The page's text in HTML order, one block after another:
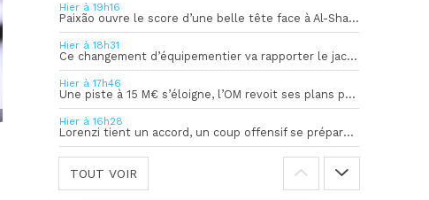
Hier à 19h16
Paixão ouvre le score d’une belle tête face à Al-Shahania
Hier à 18h31
Ce changement d’équipementier va rapporter le jackpot à l’OM
Hier à 17h46
Une piste à 15 M€ s’éloigne, l’OM revoit ses plans pour son gardien
Hier à 16h28
Lorenzi tient un accord, un coup offensif se prépare en coulisses
TOUT VOIR